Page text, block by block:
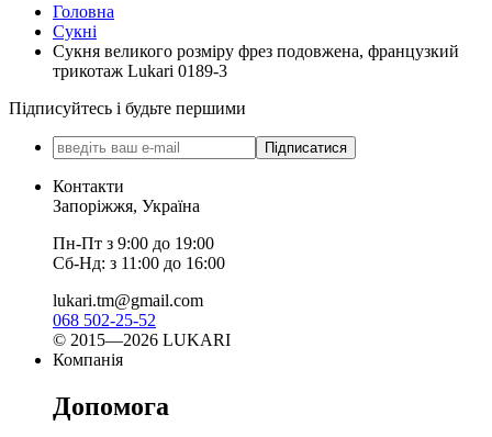
Головна
Сукні
Сукня великого розміру фрез подовжена, французкий
трикотаж Lukari 0189-3
Підписуйтесь і будьте першими
Підписатися
Контакти
Запоріжжя, Україна
Пн-Пт з 9:00 до 19:00
Сб-Нд: з 11:00 до 16:00
lukari.tm@gmail.com
068 502-25-52
© 2015—2026 LUKARI
Компанія
Допомога